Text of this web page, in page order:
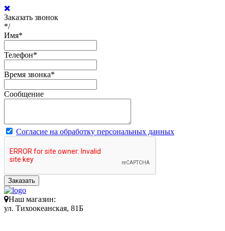
Заказать звонок
*/
Имя*
Телефон*
Время звонка*
Сообщение
Согласие на обработку персональных данных
Заказать
Наш магазин:
ул. Тихоокеанская, 81Б